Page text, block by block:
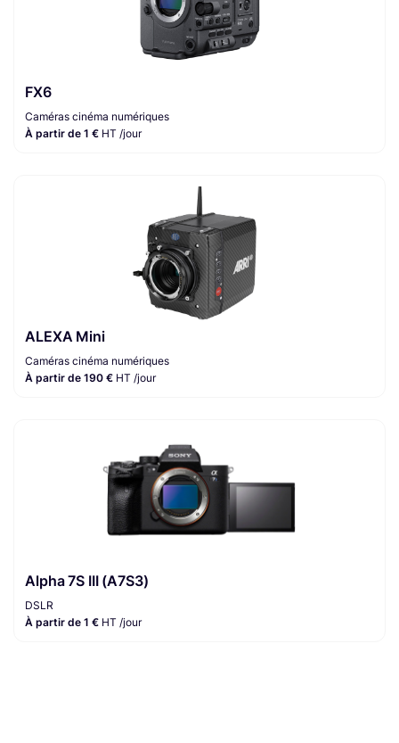
FX6
Caméras cinéma numériques
À partir de 1 € HT /jour
ALEXA Mini
Caméras cinéma numériques
À partir de 190 € HT /jour
Alpha 7S III (A7S3)
DSLR
À partir de 1 € HT /jour